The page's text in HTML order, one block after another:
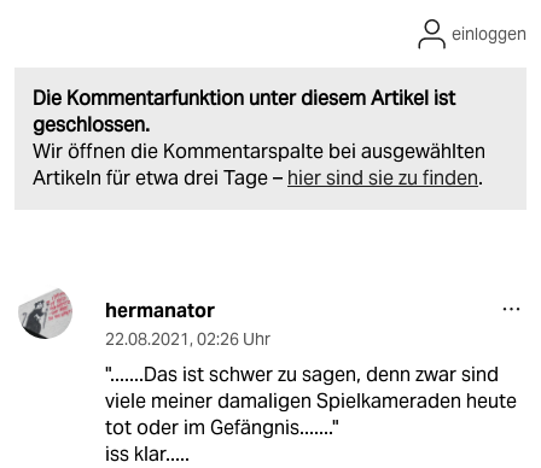
Die Kommentarfunktion unter diesem Artikel ist
geschlossen.
Wir öffnen die Kommentarspalte bei ausgewählten
Artikeln für etwa drei Tage – hier sind sie zu finden.
einloggen
hermanator
22.08.2021, 02:26 Uhr
".......Das ist schwer zu sagen, denn zwar sind
viele meiner damaligen Spielkameraden heute
tot oder im Gefängnis......."
iss klar.....